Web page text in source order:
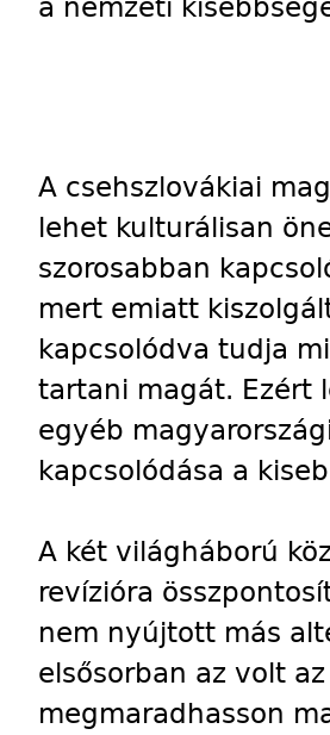
A csehszlovákiai
lehet kulturálisan
szorosabban
mert emiatt
kapcsolódva tudja
tartani magát. Ezért
egyéb
kapcsolódása a
A két világháború
revízióra
nem nyújtott más
elsősorban az volt
megmaradhasson